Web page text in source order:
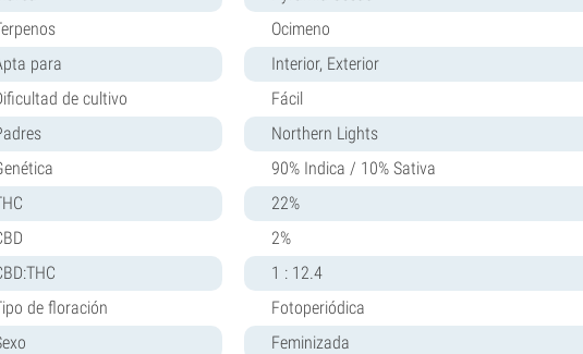
Ocimeno
para
Interior, Exterior
de cultivo
Fácil
Northern Lights
90% Indica / 10% Sativa
22%
2%
1 : 12.4
de floración
Fotoperiódica
Feminizada